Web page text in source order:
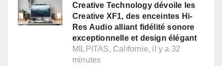
Creative Technology dévoile les
Creative XF1, des enceintes Hi-
Res Audio alliant fidélité sonore
exceptionnelle et design élégant
MILPITAS, Californie, il y a 32
minutes